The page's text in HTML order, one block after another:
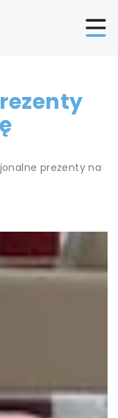
prezenty na